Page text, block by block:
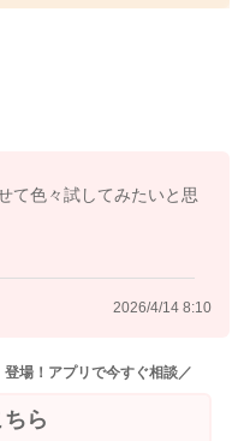
出てくるお子さんが増え
まとめて寝てくれないお
です。浅い眠りになった
くいかない場合に、起き
してあげていたと思うの
習得できるようになって
るといいですね。
て色々試してみたいと思
2026/4/14 8:10
場！アプリで今すぐ相談／
ら